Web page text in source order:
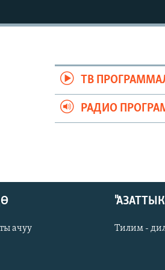
ТВ
РАДИО
ачуу Тилим -